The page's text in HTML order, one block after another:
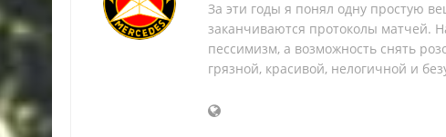
За эти годы я понял одну простую
заканчиваются протоколы матчей.
пессимизм, а возможность снять
грязной, красивой, нелогичной и